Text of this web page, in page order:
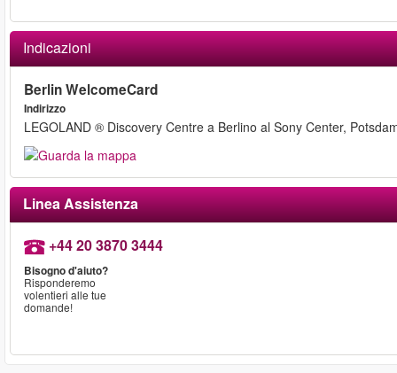
Indicazioni
Berlin WelcomeCard
Indirizzo
LEGOLAND ® Discovery Centre a Berlino al Sony Center,
Linea Assistenza
+44 20 3870 3444
Bisogno d'aiuto?
Risponderemo
volentieri alle tue
domande!